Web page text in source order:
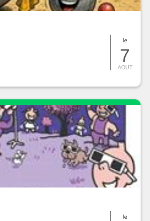
le
7
AOUT
le